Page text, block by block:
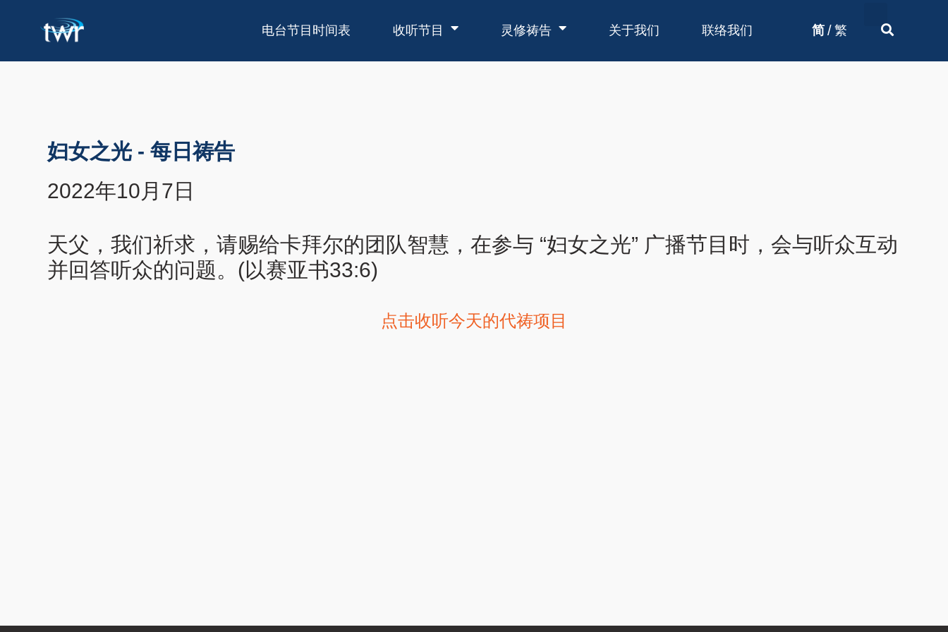
电台节目时间表 收听节目 灵修祷告 关于我们 联络我们 简 / 繁
妇女之光 - 每日祷告
2022年10月7日
天父，我们祈求，请赐给卡拜尔的团队智慧，在参与 “妇女之光” 广播节目时，会与听众互动
并回答听众的问题。(以赛亚书33:6)
点击收听今天的代祷项目